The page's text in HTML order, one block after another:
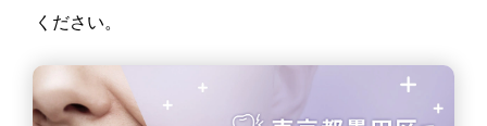
ください。